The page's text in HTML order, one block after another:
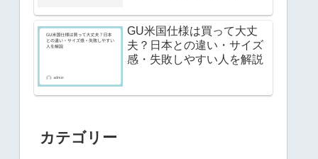
GU米国仕様は買って大丈
夫？日本との違い・サイズ
感・失敗しやすい人を解説
カテゴリー